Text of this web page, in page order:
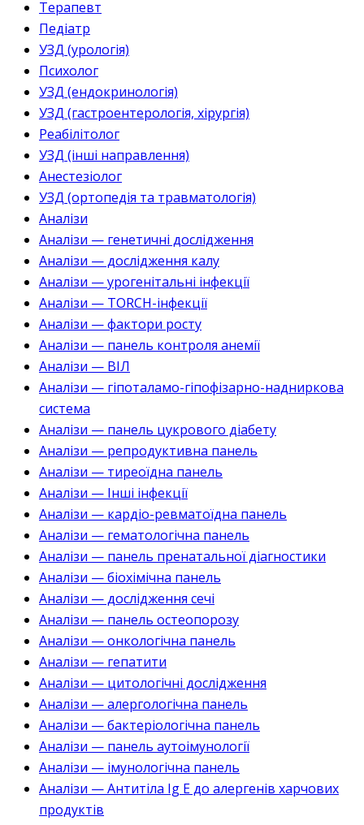
Терапевт
Педіатр
УЗД (урологія)
Психолог
УЗД (ендокринологія)
УЗД (гастроентерологія, хірургія)
Реабілітолог
УЗД (інші направлення)
Анестезіолог
УЗД (ортопедія та травматологія)
Аналізи
Аналізи — генетичні дослідження
Аналізи — дослідження калу
Аналізи — урогенітальні інфекції
Аналізи — TORCH-інфекції
Аналізи — фактори росту
Аналізи — панель контроля анемії
Аналізи — ВІЛ
Аналізи — гіпоталамо-гіпофізарно-надниркова
система
Аналізи — панель цукрового діабету
Аналізи — репродуктивна панель
Аналізи — тиреоїдна панель
Аналізи — Інші інфекції
Аналізи — кардіо-ревматоїдна панель
Аналізи — гематологічна панель
Аналізи — панель пренатальної діагностики
Аналізи — біохімічна панель
Аналізи — дослідження сечі
Аналізи — панель остеопорозу
Аналізи — онкологічна панель
Аналізи — гепатити
Аналізи — цитологічні дослідження
Аналізи — алергологічна панель
Аналізи — бактеріологічна панель
Аналізи — панель аутоімунології
Аналізи — імунологічна панель
Аналізи — Антитіла Ig E до алергенів харчових
продуктів